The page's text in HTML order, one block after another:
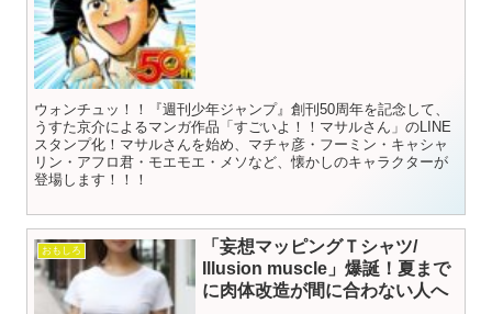
ウォンチュッ！！『週刊少年ジャンプ』創刊50周年を記念して、
うすた京介によるマンガ作品「すごいよ！！マサルさん」のLINE
スタンプ化！マサルさんを始め、マチャ彦・フーミン・キャシャ
リン・アフロ君・モエモエ・メソなど、懐かしのキャラクターが
登場します！！！
おもしろ
「妄想マッピングＴシャツ/
Illusion muscle」爆誕！夏まで
に肉体改造が間に合わない人へ